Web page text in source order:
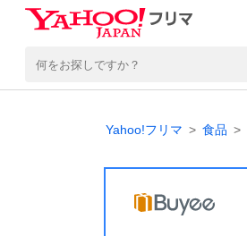
Yahoo!フリマ 食品